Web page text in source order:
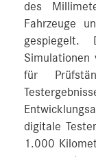
des
Fahrzeuge
gespiegelt.
Simulationen
für
digitale
1.000